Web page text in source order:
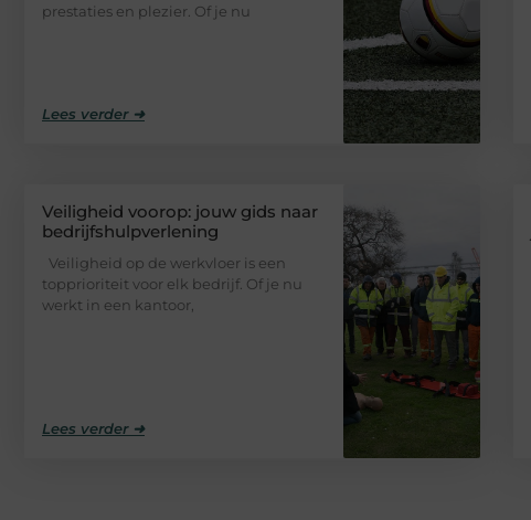
prestaties en plezier. Of je nu
Lees verder ➜
Veiligheid voorop: jouw gids naar
bedrijfshulpverlening
Veiligheid op de werkvloer is een
topprioriteit voor elk bedrijf. Of je nu
werkt in een kantoor,
Lees verder ➜